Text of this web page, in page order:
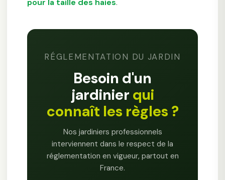
pour la taille des haies.
RÉGLEMENTATION DU JARDIN
Besoin d'un
jardinier qui
connaît les règles ?
Nos jardiniers professionnels
interviennent dans le respect de la
réglementation en vigueur, partout en
France.